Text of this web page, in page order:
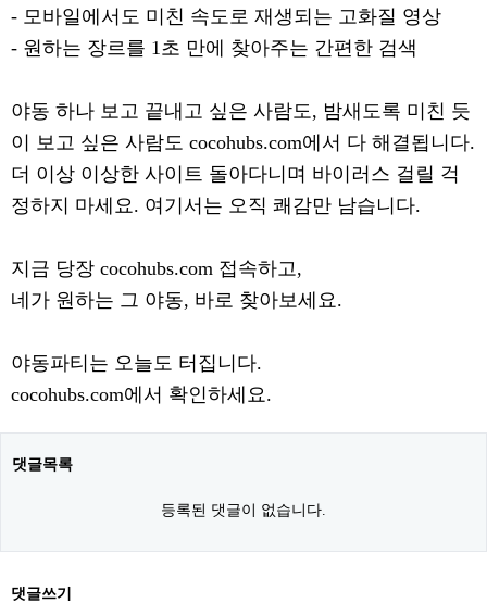
- 모바일에서도 미친 속도로 재생되는 고화질 영상
- 원하는 장르를 1초 만에 찾아주는 간편한 검색
야동 하나 보고 끝내고 싶은 사람도, 밤새도록 미친 듯
이 보고 싶은 사람도 cocohubs.com에서 다 해결됩니다.
더 이상 이상한 사이트 돌아다니며 바이러스 걸릴 걱
정하지 마세요. 여기서는 오직 쾌감만 남습니다.
지금 당장 cocohubs.com 접속하고,
네가 원하는 그 야동, 바로 찾아보세요.
야동파티는 오늘도 터집니다.
cocohubs.com에서 확인하세요.
댓글목록
등록된 댓글이 없습니다.
댓글쓰기